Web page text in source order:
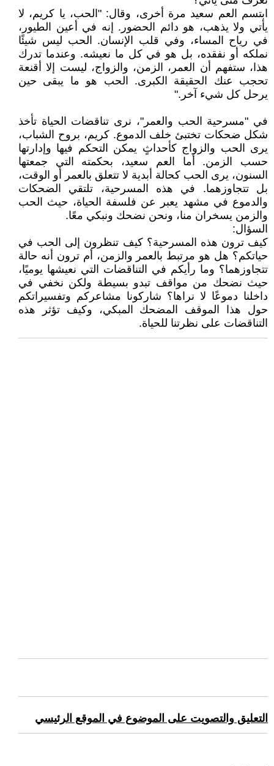
ابتسم العم سعيد مرة أخرى، وقال: "الحب، يا كريم، لا
يأتي ولا يذهب، هو دائم الحضور. إنه في أعين الطيور،
في رياح المساء، وفي قلب الإنسان. الحب ليس شيئًا
نملكه أو نفقده، بل هو في كل ما نعيشه. وعندما تدرك
هذا، ستفهم أن العمر، الزمن، والزواج، ليست إلا أقنعة
تحجب عنك الحقيقة الكبرى. الحب هو ما يبقى حين
يرحل كل شيء آخر."
في "مسرحية الحب والعمر"، نرى تناقضات الحياة تأخذ
شكل ضحكات تختبئ خلف الدموع. كريم، بروح الشباب،
يرى الحب والزواج كأحداثٍ يمكن التحكم فيها وإدارتها
حسب الزمن. أما العم سعيد، بحكمته التي جمعتها
السنون، يرى الحب كحالة أبدية لا تتعلق بالعمر أو الوقت،
بل تتجاوزهما. في هذه المسرحية، تلتقي الضحكات
والدموع في مشهد يعبر عن فلسفة الحياة، حيث الحب
والزمن يسخران منا، ونحن نضحك ونبكي معًا.
السؤال:
كيف ترون هذه المسرحية؟ كيف تنظرون إلى الحب في
حياتكم؟ هل هو مرتبط بالعمر والزمن، أم ترون أنه حالة
تتجاوزهما؟ وما رأيكم في التناقضات التي نعيشها يوميًا،
حيث نضحك من مواقف تبدو بسيطة ولكن نخفي في
داخلنا دموعًا لا نراها؟ شاركونا مشاعركم وتفسيراتكم
حول هذا الموقف المضحك المبكي، وكيف تؤثر هذه
التناقضات على نظرتنا للحياة.
التعليق والتصويت على الموضوع في الموقع الرئيسي